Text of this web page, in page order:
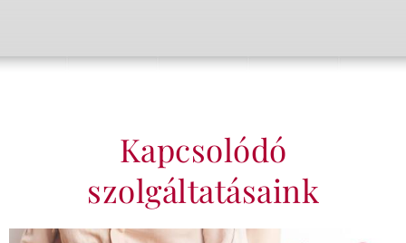
Kapcsolódó
szolgáltatásaink